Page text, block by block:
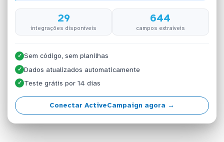
29
integrações disponíveis
644
campos extraíveis
✓ Sem código, sem planilhas
✓ Dados atualizados automaticamente
✓ Teste grátis por 14 dias
Conectar ActiveCampaign agora →